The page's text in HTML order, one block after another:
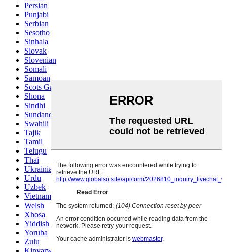
Persian
Punjabi
Serbian
Sesotho
Sinhala
Slovak
Slovenian
Somali
Samoan
Scots Gaelic
Shona
Sindhi
Sundanese
Swahili
Tajik
Tamil
Telugu
Thai
Ukrainian
Urdu
Uzbek
Vietnamese
Welsh
Xhosa
Yiddish
Yoruba
Zulu